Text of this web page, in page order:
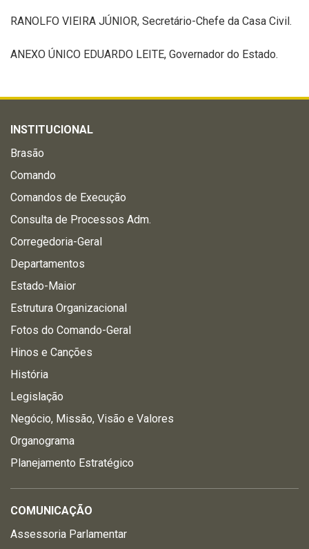
RANOLFO VIEIRA JÚNIOR, Secretário-Chefe da Casa Civil.
ANEXO ÚNICO EDUARDO LEITE, Governador do Estado.
INSTITUCIONAL
Brasão
Comando
Comandos de Execução
Consulta de Processos Adm.
Corregedoria-Geral
Departamentos
Estado-Maior
Estrutura Organizacional
Fotos do Comando-Geral
Hinos e Canções
História
Legislação
Negócio, Missão, Visão e Valores
Organograma
Planejamento Estratégico
COMUNICAÇÃO
Assessoria Parlamentar